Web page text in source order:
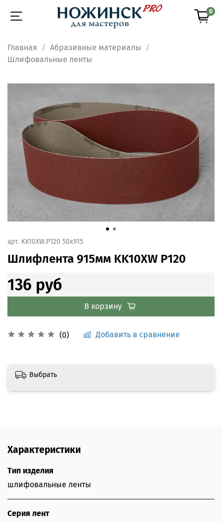
0
Главная
Абразивные материалы
Шлифовальные ленты
арт. KK10XW.P120 50x915
Шлифлента 915мм KK10XW Р120
(0) Добавить в сравнение
136 руб
В корзину
Выбрать
Характеристики
Тип изделия
шлифовальные ленты
Серия лент